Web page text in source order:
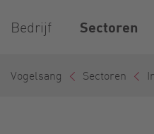
Bedrijf Sectoren
Vogelsang Sectoren